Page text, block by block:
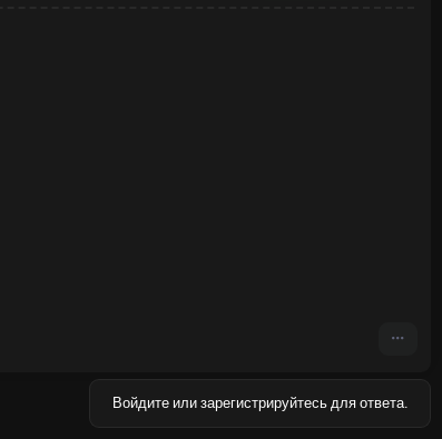
Войдите или зарегистрируйтесь для ответа.